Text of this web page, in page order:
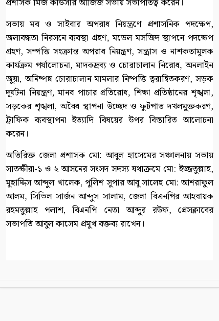
সভায় মব ও সাইবার অপরাধ নিয়ন্ত্রণে প্রশাসনিক পদক্ষেপ,
জলাবদ্ধতা নিরসনে ব্যবস্থা গ্রহণ, মডেল মসজিদ স্থাপনে পদক্ষেপ
গ্রহণ, সম্পত্তি সংক্রান্ত অপরাধ নিয়ন্ত্রণ, সন্ত্রাস ও নাশকতামূলক
কার্যক্রম পর্যালোচনা, মাদকদ্রব্য ও চোরাচালান নিরোধ, অনলাইন
জুয়া, অনিষ্পন্ন চোরাচালান মামলার নিষ্পত্তি ত্বরান্বিতকরণ, সড়ক
দূর্ঘটনা নিয়ন্ত্রণ, মানব পাচার প্রতিরোধ, শিক্ষা প্রতিষ্ঠানের শৃঙ্খলা,
সড়কের শৃঙ্খলা, অবৈধ স্থাপনা উচ্ছেদ ও ফুটপাত দখলমুক্তকরণ,
ট্রাফিক ব্যবস্থাপনা ইত্যাদি বিষয়ের উপর বিস্তারিত আলোচনা
করেন।
অতিরিক্ত জেলা প্রশাসক মো: আবুল হাসেমের সঞ্চালনায় সভায়
সাতক্ষীরা-১ ও ২ আসনের সংসদ সদস্য যথাক্রমে মো: ইজ্জতুল্লাহ,
মুহাদ্দিস আব্দুল খালেক, পুলিশ সুপার আবু সালেহ মো: আশরাফুল
আলম, সিভিল সার্জন আব্দুস সালাম, জেলা বিএনপির আহবায়ক
রহমতুল্লাহ পলাশ, বিএনপি নেতা আব্দুর রউফ, প্রেসক্লাবের
সভাপতি আবুল কাসেম প্রমুখ বক্তব্য রাখেন।